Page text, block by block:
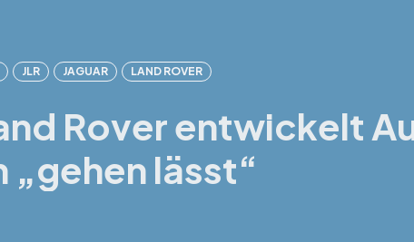
JLR JAGUAR LAND ROVER
Rover entwickelt
„gehen lässt“